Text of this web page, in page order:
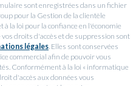
sont enregistrées dans un fichier
pour la Gestion de la clientèle
la loi pour la confiance en l'économie
droits d'accès et de suppression sont
légales. Elles sont conservées
commercial afin de pouvoir vous
Conformément à la loi « informatique
d'accès aux données vous